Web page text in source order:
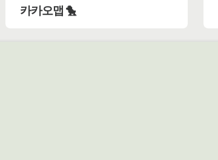
카카오맵 🐤